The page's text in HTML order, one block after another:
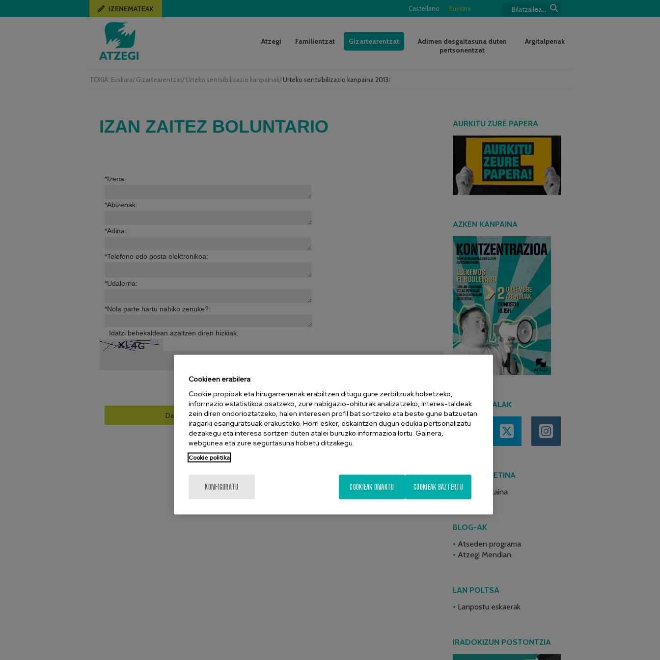
TOKIA: Euskara/ Gizartearentzat/ Urteko sentsibilizazio kanpainak/ Urteko sentsibilizazio kanpaina 2013/
Castellano Euskara
IZENEMATEAK
Atzegi Familientzat Gizartearentzat
Adimen desgaitasuna duten
pertsonentzat
Argitalpenak
IZAN ZAITEZ BOLUNTARIO
*Izena:
*Abizenak:
*Adina:
*Telefono edo posta elektronikoa:
*Udalerria:
*Nola parte hartu nahiko zenuke?:
Idatzi behekaldean azaltzen diren hizkiak.
AURKITU ZURE PAPERA
AZKEN KANPAINA
SARE SOZIALAK
AZKEN BULETINA
2026ko ekaina
BLOG-AK
Atseden programa
Atzegi Mendian
LAN POLTSA
Lanpostu eskaerak
IRADOKIZUN POSTONTZIA
Cookieen erabilera
Cookie propioak eta hirugarrenenak erabiltzen ditugu gure zerbitzuak hobetzeko,
informazio estatistikoa osatzeko, zure nabigazio-ohiturak analizatzeko, interes-taldeak
zein diren ondorioztatzeko, haien interesen profil bat sortzeko eta beste gune batzuetan
iragarki esanguratsuak erakusteko. Horri esker, eskaintzen dugun edukia pertsonalizatu
dezakegu eta interesa sortzen duten atalei buruzko informazioa lortu. Gainera,
webgunea eta zure segurtasuna hobetu ditzakegu.
Cookie politika
KONFIGURATU COOKIEAK BAZTERTU
COOKIEAK ONARTU